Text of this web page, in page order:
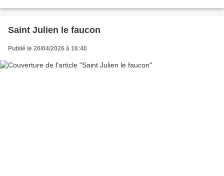
Saint Julien le faucon
Publié le 20/04/2026 à 16:40